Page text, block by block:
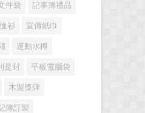
件袋 記事簿禮品
衫 宣傳紙巾
運動水樽
是封 平板電腦袋
木製獎牌
簿訂製